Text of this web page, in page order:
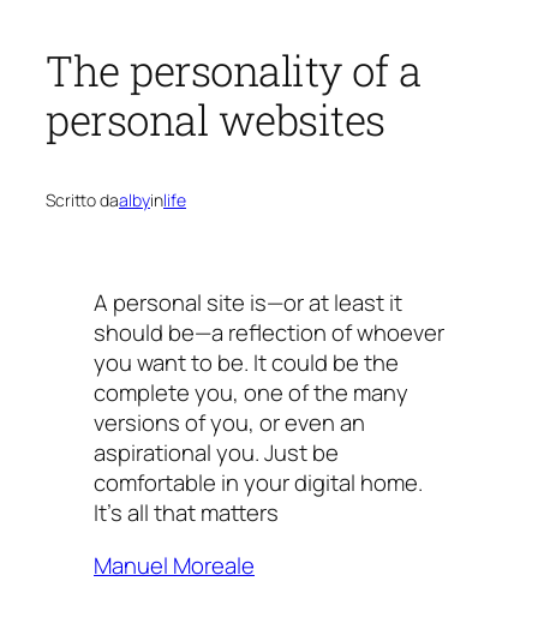
The personality of a
personal websites
Scritto daalbyinlife
A personal site is—or at least it
should be—a reflection of whoever
you want to be. It could be the
complete you, one of the many
versions of you, or even an
aspirational you. Just be
comfortable in your digital home.
It’s all that matters
Manuel Moreale